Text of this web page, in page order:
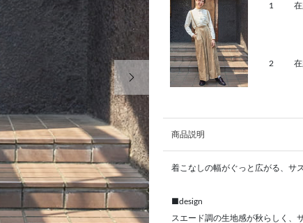
1
2
商品説明
着こなしの幅がぐっと広がる、サ
■design
スエード調の生地感が秋らしく、